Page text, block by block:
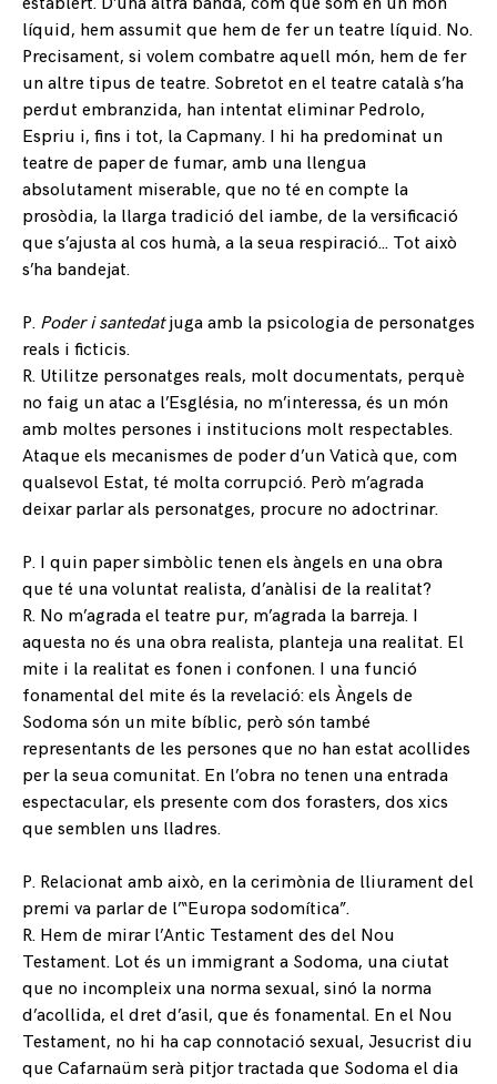
líquid, hem assumit que hem de fer un teatre líquid. No.
Precisament, si volem combatre aquell món, hem de fer
un altre tipus de teatre. Sobretot en el teatre català s’ha
perdut embranzida, han intentat eliminar Pedrolo,
Espriu i, fins i tot, la Capmany. I hi ha predominat un
teatre de paper de fumar, amb una llengua
absolutament miserable, que no té en compte la
prosòdia, la llarga tradició del iambe, de la versificació
que s’ajusta al cos humà, a la seua respiració… Tot això
s’ha bandejat.
P. Poder i santedatjuga amb la psicologia de personatges
reals i ficticis.
R. Utilitze personatges reals, molt documentats, perquè
no faig un atac a l’Església, no m’interessa, és un món
amb moltes persones i institucions molt respectables.
Ataque els mecanismes de poder d’un Vaticà que, com
qualsevol Estat, té molta corrupció. Però m’agrada
deixar parlar als personatges, procure no adoctrinar.
P. I quin paper simbòlic tenen els àngels en una obra
que té una voluntat realista, d’anàlisi de la realitat?
R. No m’agrada el teatre pur, m’agrada la barreja. I
aquesta no és una obra realista, planteja una realitat. El
mite i la realitat es fonen i confonen. I una funció
fonamental del mite és la revelació: els Àngels de
Sodoma són un mite bíblic, però són també
representants de les persones que no han estat acollides
per la seua comunitat. En l’obra no tenen una entrada
espectacular, els presente com dos forasters, dos xics
que semblen uns lladres.
P. Relacionat amb això, en la cerimònia de lliurament del
premi va parlar de l’“Europa sodomítica”.
R. Hem de mirar l’Antic Testament des del Nou
Testament. Lot és un immigrant a Sodoma, una ciutat
que no incompleix una norma sexual, sinó la norma
d’acollida, el dret d’asil, que és fonamental. En el Nou
Testament, no hi ha cap connotació sexual, Jesucrist diu
que Cafarnaüm serà pitjor tractada que Sodoma el dia